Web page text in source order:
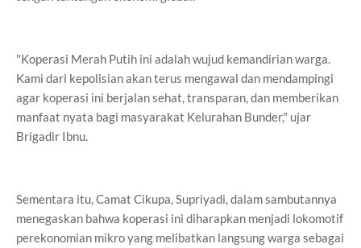
"Koperasi Merah Putih ini adalah wujud kemandirian warga.
Kami dari kepolisian akan terus mengawal dan mendampingi
agar koperasi ini berjalan sehat, transparan, dan memberikan
manfaat nyata bagi masyarakat Kelurahan Bunder," ujar
Brigadir Ibnu.
Sementara itu, Camat Cikupa, Supriyadi, dalam sambutannya
menegaskan bahwa koperasi ini diharapkan menjadi lokomotif
perekonomian mikro yang melibatkan langsung warga sebagai